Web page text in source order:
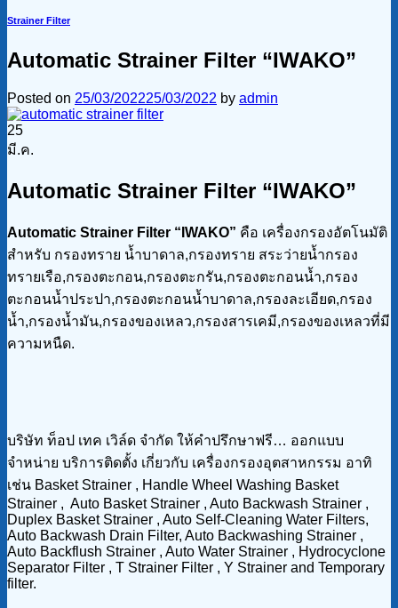
Strainer Filter
Automatic Strainer Filter “IWAKO”
Posted on 25/03/202225/03/2022 by admin
25
มี.ค.
Automatic Strainer Filter “IWAKO”
Automatic Strainer Filter “IWAKO” คือ เครื่องกรองอัตโนมัติ
สำหรับ กรองทราย น้ำบาดาล,กรองทราย สระว่ายน้ำกรอง
ทรายเรือ,กรองตะกอน,กรองตะกรัน,กรองตะกอนน้ำ,กรอง
ตะกอนน้ำประปา,กรองตะกอนน้ำบาดาล,กรองละเอียด,กรอง
น้ำ,กรองน้ำมัน,กรองของเหลว,กรองสารเคมี,กรองของเหลวที่มี
ความหนืด.
บริษัท ท็อป เทค เวิล์ด จำกัด ให้คำปรึกษาฟรี… ออกแบบ
จำหน่าย บริการติดตั้ง เกี่ยวกับ เครื่องกรองอุตสาหกรรม อาทิ
เช่น Basket Strainer , Handle Wheel Washing Basket
Strainer , Auto Basket Strainer , Auto Backwash Strainer ,
Duplex Basket Strainer , Auto Self-Cleaning Water Filters,
Auto Backwash Drain Filter, Auto Backwashing Strainer ,
Auto Backflush Strainer , Auto Water Strainer , Hydrocyclone
Separator Filter , T Strainer Filter , Y Strainer and Temporary
filter.